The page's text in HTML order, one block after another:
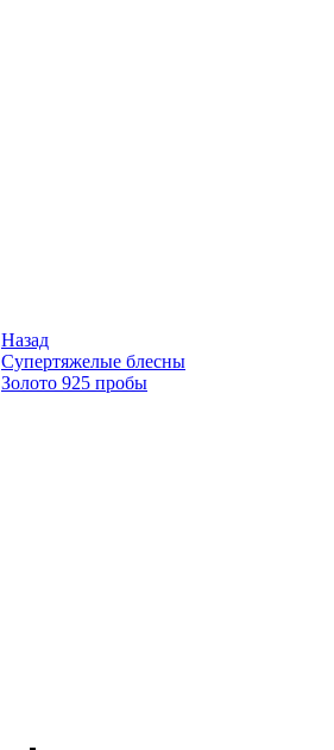
Назад
Супертяжелые блесны
Золото 925 пробы